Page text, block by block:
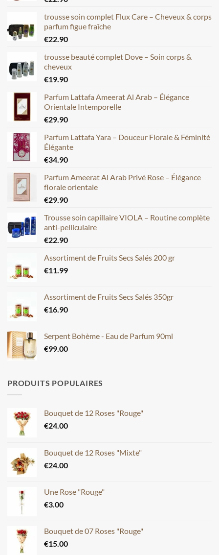
trousse soin complet Flux Care – Cheveux & corps
parfum figue fraîche
€22.90
trousse beauté complet Dove – Soin corps &
cheveux
€19.90
Parfum Lattafa Ameerat Al Arab – Élégance
Orientale Intemporelle
€29.90
Parfum Lattafa Yara – Douceur Florale & Féminité
Élégante
€34.90
Parfum Ameerat Al Arab Privé Rose – Élégance
florale orientale
€29.90
Trousse soin capillaire VIOLA – Routine complète
anti-pelliculaire
€22.90
Assortiment de Fruits Secs Salés 200 gr
€11.99
Assortiment de Fruits Secs Salés 350gr
€16.90
Serpent Bohème - Eau de Parfum 90ml
€99.00
PRODUITS POPULAIRES
Bouquet de 12 Roses "Rouge"
€24.00
Bouquet de 12 Roses "Mixte"
€24.00
Une Rose "Rouge"
€3.00
Bouquet de 07 Roses "Rouge"
€15.00